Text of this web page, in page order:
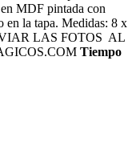
MDF pintada con
en la tapa. Medidas: 8 x
LAS FOTOS AL
Tiempo